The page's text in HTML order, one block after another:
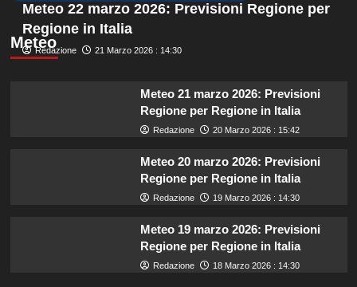
Meteo
Meteo 22 marzo 2026: Previsioni Regione per
Regione in Italia
Redazione 21 Marzo 2026 : 14:30
Meteo 21 marzo 2026: Previsioni
Regione per Regione in Italia
Redazione 20 Marzo 2026 : 15:42
Meteo 20 marzo 2026: Previsioni
Regione per Regione in Italia
Redazione 19 Marzo 2026 : 14:30
Meteo 19 marzo 2026: Previsioni
Regione per Regione in Italia
Redazione 18 Marzo 2026 : 14:30